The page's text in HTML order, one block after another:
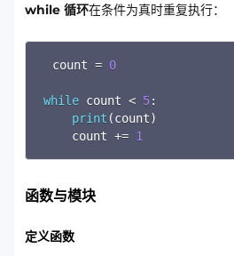
while 循环在条件为真时重复执行：
count = 0
while count < 5:
print (count)
    count
+= 1
函数与模块
定义函数